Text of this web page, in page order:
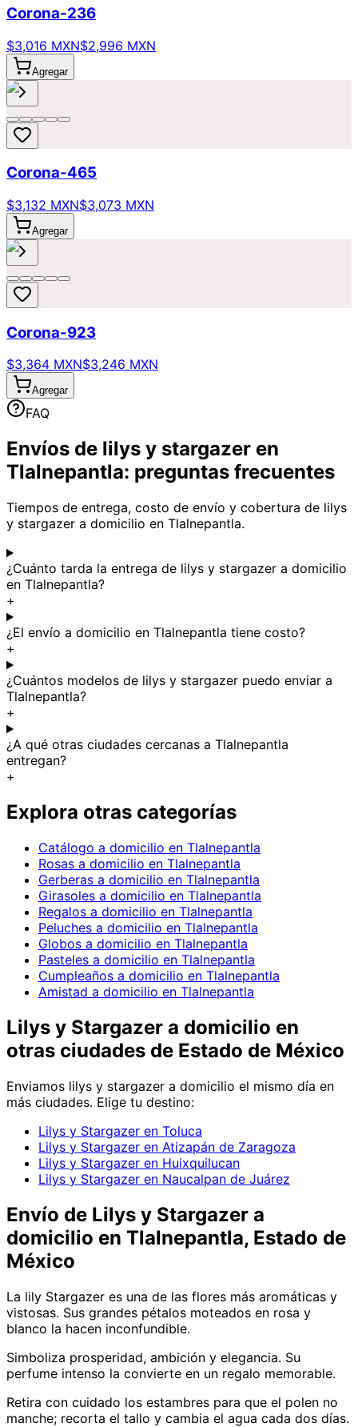
Corona-236
$3,016 MXN$2,996 MXN
Agregar
Corona-465
$3,132 MXN$3,073 MXN
Agregar
Corona-923
$3,364 MXN$3,246 MXN
Agregar
FAQ
Envíos de lilys y stargazer en
Tlalnepantla: preguntas frecuentes
Tiempos de entrega, costo de envío y cobertura de lilys
y stargazer a domicilio en Tlalnepantla.
¿Cuánto tarda la entrega de lilys y stargazer a domicilio
en Tlalnepantla?
+
¿El envío a domicilio en Tlalnepantla tiene costo?
+
¿Cuántos modelos de lilys y stargazer puedo enviar a
Tlalnepantla?
+
¿A qué otras ciudades cercanas a Tlalnepantla
entregan?
+
Explora otras categorías
Catálogo a domicilio en Tlalnepantla
Rosas a domicilio en Tlalnepantla
Gerberas a domicilio en Tlalnepantla
Girasoles a domicilio en Tlalnepantla
Regalos a domicilio en Tlalnepantla
Peluches a domicilio en Tlalnepantla
Globos a domicilio en Tlalnepantla
Pasteles a domicilio en Tlalnepantla
Cumpleaños a domicilio en Tlalnepantla
Amistad a domicilio en Tlalnepantla
Lilys y Stargazer a domicilio en
otras ciudades de Estado de México
Enviamos lilys y stargazer a domicilio el mismo día en
más ciudades. Elige tu destino:
Lilys y Stargazer en Toluca
Lilys y Stargazer en Atizapán de Zaragoza
Lilys y Stargazer en Huixquilucan
Lilys y Stargazer en Naucalpan de Juárez
Envío de Lilys y Stargazer a
domicilio en Tlalnepantla, Estado de
México
La lily Stargazer es una de las flores más aromáticas y
vistosas. Sus grandes pétalos moteados en rosa y
blanco la hacen inconfundible.
Simboliza prosperidad, ambición y elegancia. Su
perfume intenso la convierte en un regalo memorable.
Retira con cuidado los estambres para que el polen no
manche; recorta el tallo y cambia el agua cada dos días.